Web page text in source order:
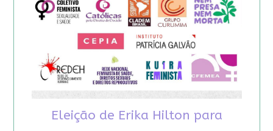
Eleição de Erika Hilton para